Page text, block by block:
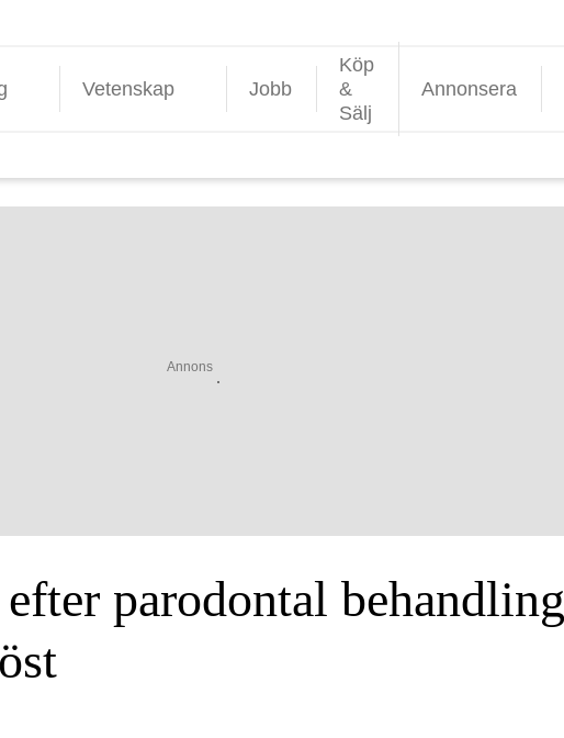
Vetenskap Jobb
Köp
&
Sälj
Annonsera
Annons
parodontal behandling